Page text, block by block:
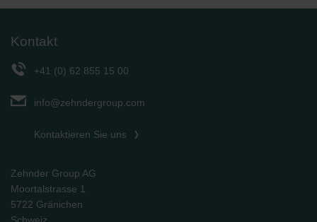
Kontakt
+41 (0) 62 855 15 00
info@zehndergroup.com
Kontaktieren Sie uns
Zehnder Group AG
Moortalstrasse 1
5722 Gränichen